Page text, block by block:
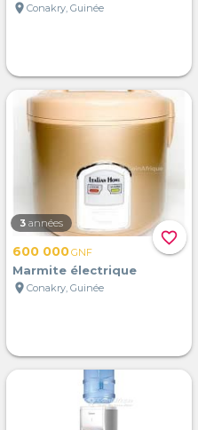
location_on Conakry, Guinée
favorite_border
3 années
600 000GNF
Marmite électrique
location_on Conakry, Guinée